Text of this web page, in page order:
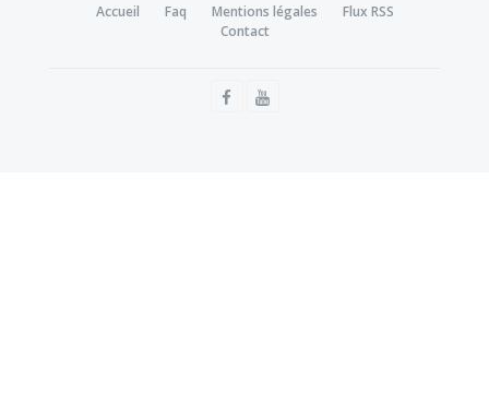
Accueil Faq Mentions légales
Flux RSS
Contact